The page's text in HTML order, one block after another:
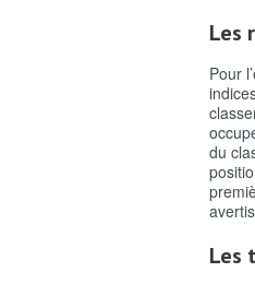
Les
Pour
du
Les